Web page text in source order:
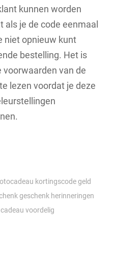
kunnen worden
als je de code eenmaal
niet opnieuw kunt
bestelling. Het is
van de
lezen voordat je deze
kortingscodegeld
geschenk herinneringen
voordelig